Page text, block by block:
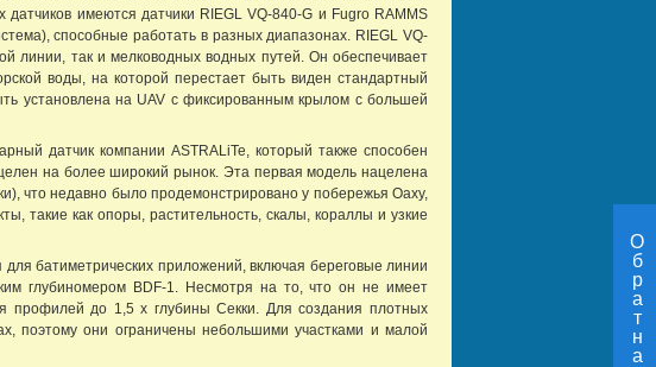
О
б
р
а
т
н
а
датчиков имеются датчики RIEGL VQ-840-G и Fugro RAMMS
способные работать в разных диапазонах. RIEGL VQ-
линии, так и мелководных водных путей. Он обеспечивает
воды, на которой перестает быть виден стандартный
установлена на UAV с фиксированным крылом с большей
датчик компании ASTRALiTe, который также способен
на более широкий рынок. Эта первая модель нацелена
что недавно было продемонстрировано у побережья Оаху,
такие как опоры, растительность, скалы, кораллы и узкие
батиметрических приложений, включая береговые линии
глубиномером BDF-1. Несмотря на то, что он не имеет
профилей до 1,5 х глубины Секки. Для создания плотных
поэтому они ограничены небольшими участками и малой